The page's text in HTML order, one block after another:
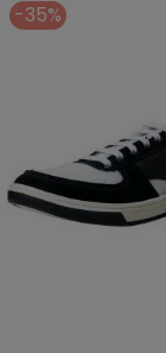
-35%